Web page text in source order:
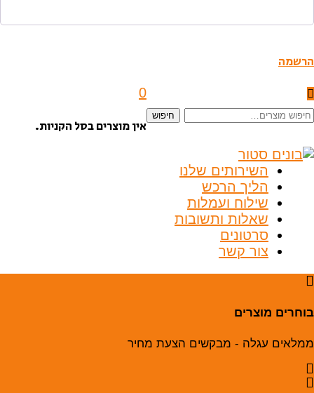
הרשמה
חיפוש
חיפוש
0
אין מוצרים בסל הקניות.
השירותים שלנו
הליך הרכש
שילוח ועמלות
שאלות ותשובות
סרטונים
צור קשר
בוחרים מוצרים
ממלאים עגלה - מבקשים הצעת מחיר